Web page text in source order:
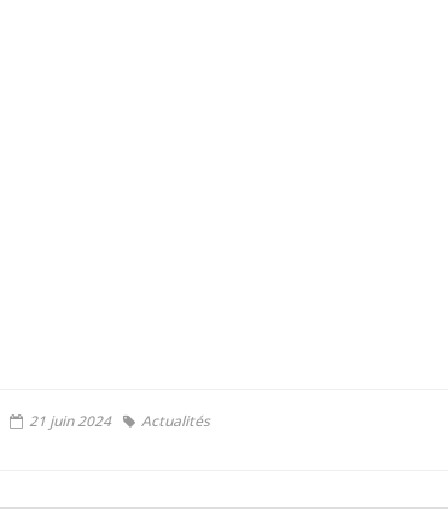
21 juin 2024 Actualités